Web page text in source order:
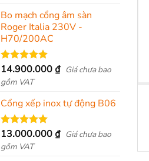
Bo mạch cổng âm sàn
Roger Italia 230V -
H70/200AC
Được xếp
hạng 5.00
5 sao
14.900.000 ₫ Giá chưa bao
gồm VAT
Cổng xếp inox tự động B06
Được xếp
hạng 5.00
5 sao
13.000.000 ₫ Giá chưa bao
gồm VAT